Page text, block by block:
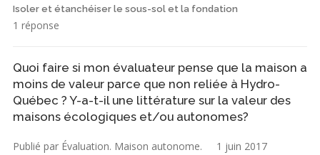
Isoler et étanchéiser le sous-sol et la fondation
1 réponse
Quoi faire si mon évaluateur pense que la maison a
moins de valeur parce que non reliée à Hydro-
Québec ? Y-a-t-il une littérature sur la valeur des
maisons écologiques et/ou autonomes?
Publié par Évaluation. Maison autonome. 1 juin 2017